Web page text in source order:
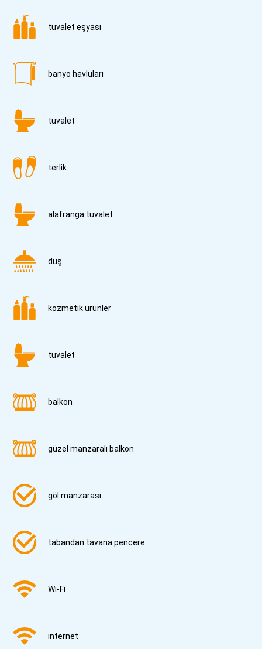
tuvalet eşyası
banyo havluları
tuvalet
terlik
alafranga tuvalet
duş
kozmetik ürünler
tuvalet
balkon
güzel manzaralı balkon
göl manzarası
tabandan tavana pencere
Wi-Fi
internet